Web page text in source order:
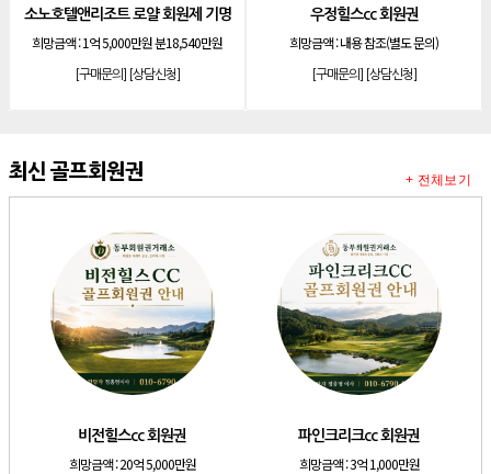
[리조트]소노호텔앤리조트 로얄 회원제 기명
[리조트]소노호텔앤리조트 골드 등기 기명
[리조트]소노호텔앤리조트 스위트 등기 무기명
소노호텔앤리조트 스위트 등기 기명
소노호텔앤리조트 이그제큐티브 무기명 회원제
[골프] 아시아나cc 회원권
[골프]발리오스cc 회원권 종류
소노호텔앤리조트 패밀리 등기 무기명
파인크리크cc 회원권
제 기명
만원
우정힐스cc 회원권
희망금액 :내용 참조(별도 문의)
[구매문의]
희망금액 :6,000만원(분 7,900
[구매문의]
최신 골프회원권
비전힐스cc 회원권
희망금액 :20억 5,000만원
파인크리크cc 회원권
희망금액 :3억 1,000만원
+ 전체보기